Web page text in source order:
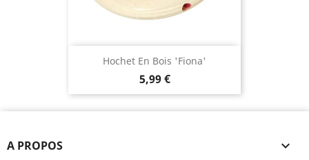
Hochet En Bois 'Fiona'
5,99 €
A PROPOS 